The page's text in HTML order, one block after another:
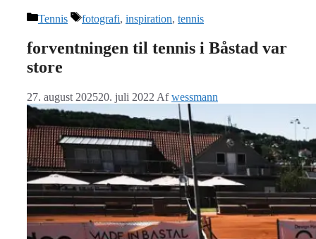
Kategorier
Tennis Tags
fotografi, inspiration, tennis
forventningen til tennis i Båstad var
store
27. august 202520. juli 2022 Afwessmann